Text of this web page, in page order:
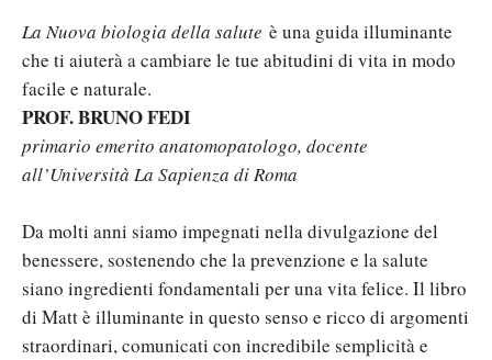
La Nuova biologia della salute è una guida illuminante
che ti aiuterà a cambiare le tue abitudini di vita in modo
facile e naturale.
PROF. BRUNO FEDI
primario emerito anatomopatologo, docente
all’Università La Sapienza di Roma
Da molti anni siamo impegnati nella divulgazione del
benessere, sostenendo che la prevenzione e la salute
siano ingredienti fondamentali per una vita felice. Il libro
di Matt è illuminante in questo senso e ricco di argomenti
straordinari, comunicati con incredibile semplicità e